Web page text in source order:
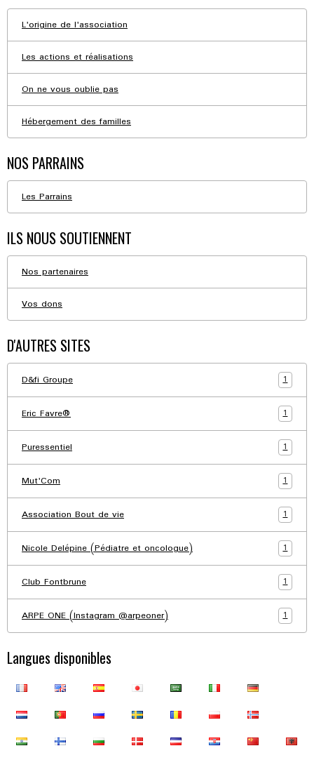
L'origine de l'association
Les actions et réalisations
On ne vous oublie pas
Hébergement des familles
NOS PARRAINS
Les Parrains
ILS NOUS SOUTIENNENT
Nos partenaires
Vos dons
D'AUTRES SITES
D&fi Groupe 1
Eric Favre® 1
Puressentiel 1
Mut'Com 1
Association Bout de vie 1
Nicole Delépine (Pédiatre et oncologue) 1
Club Fontbrune 1
ARPE ONE (Instagram @arpeoner) 1
Langues disponibles